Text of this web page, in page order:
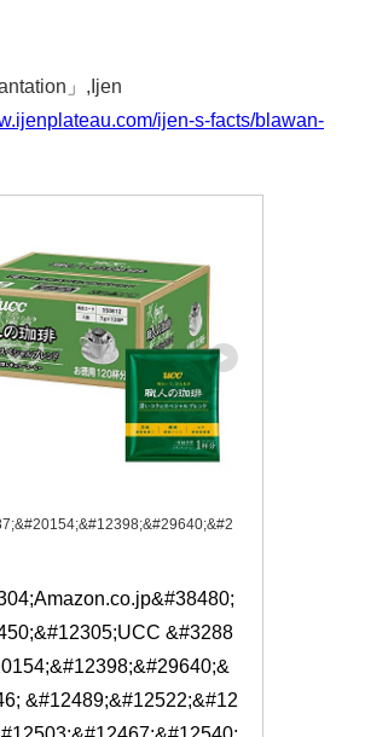
」,Ijen
ijen-s-facts/blawan-
&#3288
&#12489;&#12522;&#12